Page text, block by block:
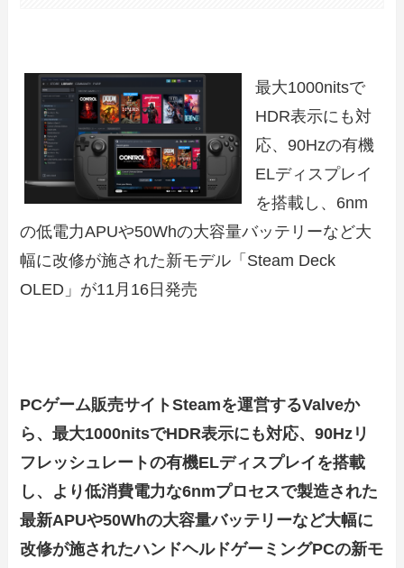
最大1000nitsで
HDR表示にも対
応、90Hzの有機
ELディスプレイ
を搭載し、6nm
の低電力APUや50Whの大容量バッテリーなど大
幅に改修が施された新モデル「Steam Deck
OLED」が11月16日発売
PCゲーム販売サイトSteamを運営するValveか
ら、最大1000nitsでHDR表示にも対応、90Hzリ
フレッシュレートの有機ELディスプレイを搭載
し、より低消費電力な6nmプロセスで製造された
最新APUや50Whの大容量バッテリーなど大幅に
改修が施されたハンドヘルドゲーミングPCの新モ